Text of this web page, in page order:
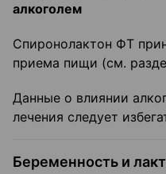
алкоголем
Спиронолактон ФТ
приема пищи (см.
Данные о влиянии
лечения следует
Беременность и